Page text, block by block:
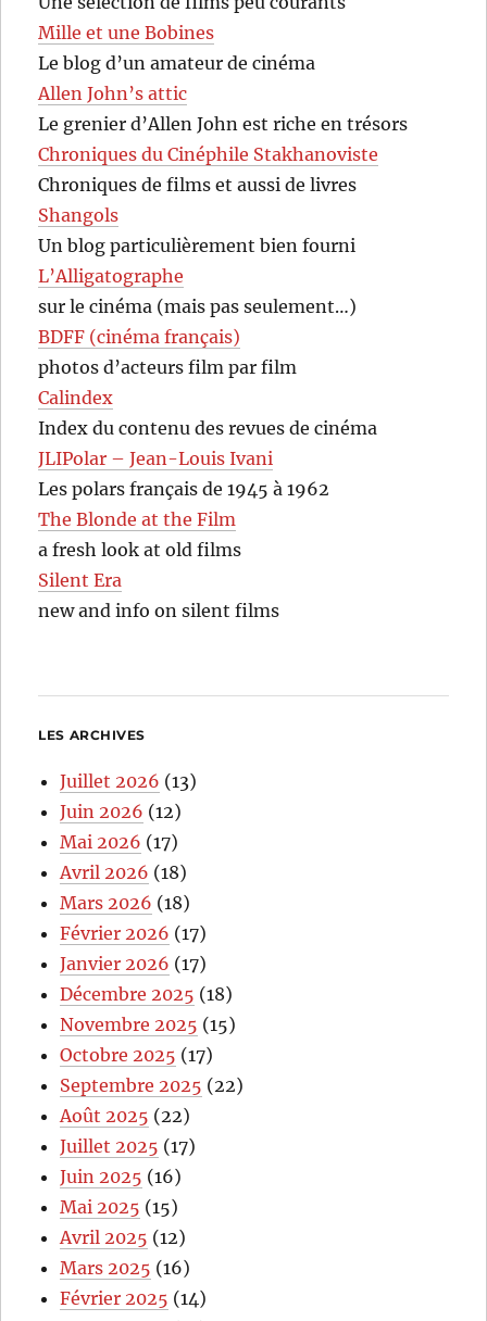
Mille et une Bobines
Le blog d’un amateur de cinéma
Allen John’s attic
Le grenier d’Allen John est riche en trésors
Chroniques du Cinéphile Stakhanoviste
Chroniques de films et aussi de livres
Shangols
Un blog particulièrement bien fourni
L’Alligatographe
sur le cinéma (mais pas seulement…)
BDFF (cinéma français)
photos d’acteurs film par film
Calindex
Index du contenu des revues de cinéma
JLIPolar – Jean-Louis Ivani
Les polars français de 1945 à 1962
The Blonde at the Film
a fresh look at old films
Silent Era
new and info on silent films
LES ARCHIVES
Juillet 2026 (13)
Juin 2026 (12)
Mai 2026 (17)
Avril 2026 (18)
Mars 2026 (18)
Février 2026 (17)
Janvier 2026 (17)
Décembre 2025 (18)
Novembre 2025 (15)
Octobre 2025 (17)
Septembre 2025 (22)
Août 2025 (22)
Juillet 2025 (17)
Juin 2025 (16)
Mai 2025 (15)
Avril 2025 (12)
Mars 2025 (16)
Février 2025 (14)